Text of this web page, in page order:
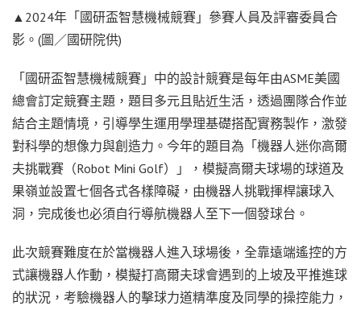
▲2024年「國研盃智慧機械競賽」參賽人員及評審委員合
影。(圖／國研院供)
「國研盃智慧機械競賽」中的設計競賽是每年由ASME美國
總會訂定競賽主題，題目多元且貼近生活，透過團隊合作並
結合主題情境，引導學生運用學理基礎搭配實務製作，激發
對科學的想像力與創造力。今年的題目為「機器人迷你高爾
夫挑戰賽（Robot Mini Golf）」，模擬高爾夫球場的球道及
果嶺並設置七個各式各樣障礙，由機器人挑戰揮桿讓球入
洞，完成後也必須自行導航機器人至下一個發球台。
此次競賽難度在於當機器人進入球場後，全靠遠端遙控的方
式讓機器人作動，模擬打高爾夫球會遇到的上坡及平推進球
的狀況，考驗機器人的擊球力道精準度及同學的操控能力，